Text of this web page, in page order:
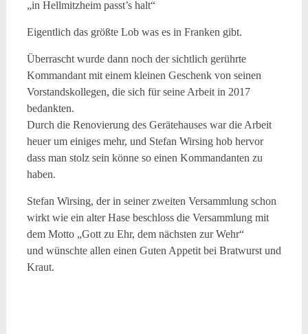
„in Hellmitzheim passt’s halt“
Eigentlich das größte Lob was es in Franken gibt.
Überrascht wurde dann noch der sichtlich gerührte
Kommandant mit einem kleinen Geschenk von seinen
Vorstandskollegen, die sich für seine Arbeit in 2017
bedankten.
Durch die Renovierung des Gerätehauses war die Arbeit
heuer um einiges mehr, und Stefan Wirsing hob hervor
dass man stolz sein könne so einen Kommandanten zu
haben.
Stefan Wirsing, der in seiner zweiten Versammlung schon
wirkt wie ein alter Hase beschloss die Versammlung mit
dem Motto „Gott zu Ehr, dem nächsten zur Wehr“
und wünschte allen einen Guten Appetit bei Bratwurst und
Kraut.